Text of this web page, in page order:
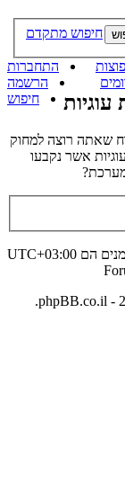
חיפוש מתקדם
התחברות
הרשמה
חיפוש
שאתה רוצה למחוק
אשר נקבעו
הם UTC+03:00